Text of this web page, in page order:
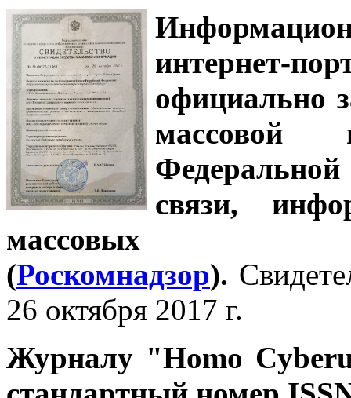
интернет-
официально
связи,
массовых
(Роскомнадзор).
26 октября 2017 г.
Журналу "Homo